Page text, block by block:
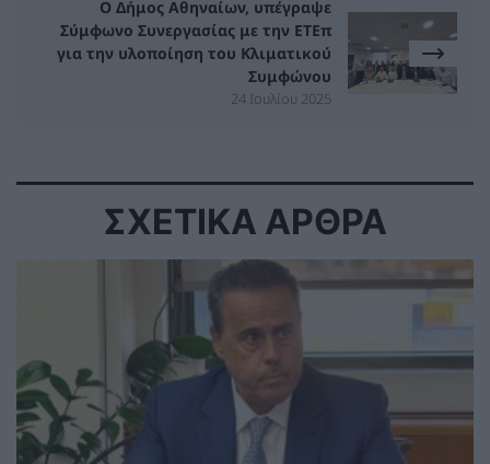
Ο Δήμος Αθηναίων, υπέγραψε
Σύμφωνο Συνεργασίας με την ΕΤΕπ
για την υλοποίηση του Κλιματικού
Συμφώνου
24 Ιουλίου 2025
ΣΧΕΤΙΚΑ ΑΡΘΡΑ